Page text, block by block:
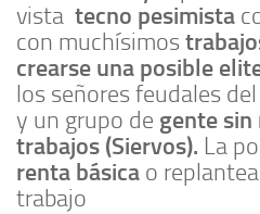
vista tecno pesimista
con muchísimos
crearse una posible
los señores feudales del
y un grupo de gente sin
trabajos (Siervos). La
renta básica o
trabajo